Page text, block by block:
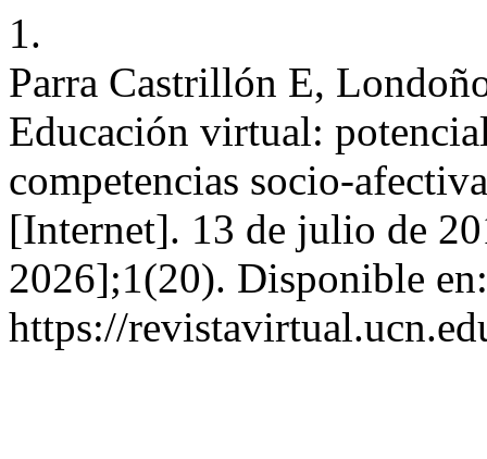
1.
Parra Castrillón E,
Educación virtual:
competencias socio-
[Internet]. 13 de julio de
2026];1(20). Disponible en:
https://